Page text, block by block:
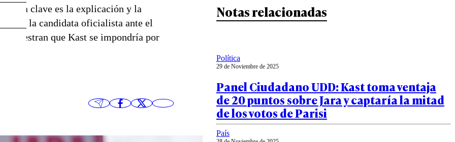
y “la clave es la explicación y la
de la candidata oficialista ante el
muestran que Kast se impondría por
Notas relacionadas
Política
29 de Noviembre de 2025
Panel Ciudadano UDD: Kast toma ventaja
de 20 puntos sobre Jara y captaría la mitad
de los votos de Parisi
País